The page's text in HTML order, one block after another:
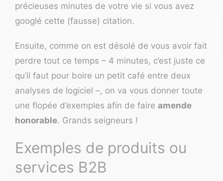
précieuses minutes de votre vie si vous avez
googlé cette (fausse) citation.
Ensuite, comme on est désolé de vous avoir fait
perdre tout ce temps – 4 minutes, c’est juste ce
qu’il faut pour boire un petit café entre deux
analyses de logiciel –, on va vous donner toute
une flopée d’exemples afin de faire amende
honorable. Grands seigneurs !
Exemples de produits ou
services B2B